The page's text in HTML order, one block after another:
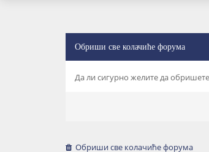
Обриши све колачиће форума
Да ли сигурно желите да
Обриши све колачиће форума